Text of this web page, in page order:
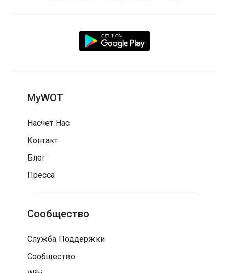
MyWOT
Насчет Нас
Контакт
Блог
Пресса
Сообщество
Служба Поддержки
Сообщество